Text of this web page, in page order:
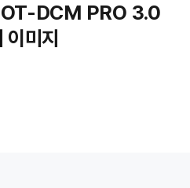
OT-DCM PRO 3.0
이미지